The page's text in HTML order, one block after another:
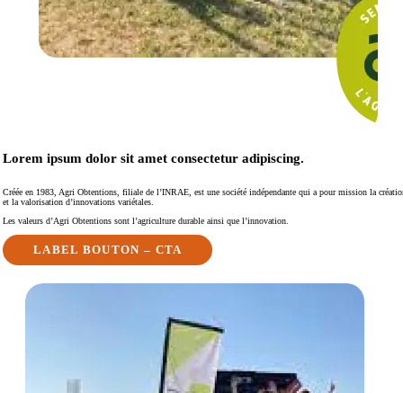
Lorem ipsum dolor sit amet consectetur adipiscing.
Créée en 1983, Agri Obtentions, filiale de l’INRAE, est une société indépendante qui a pour mission la
et la valorisation d’innovations variétales.
Les valeurs d’Agri Obtentions sont l’agriculture durable ainsi que l’innovation.
LABEL BOUTON – CTA